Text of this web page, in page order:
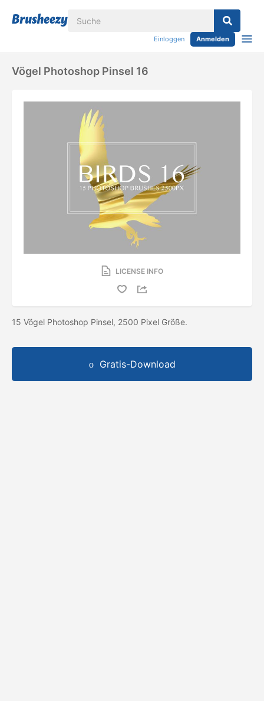
Einloggen Anmelden
Vögel Photoshop Pinsel 16
LICENSE INFO
15 Vögel Photoshop Pinsel, 2500 Pixel Größe.
Gratis-Download